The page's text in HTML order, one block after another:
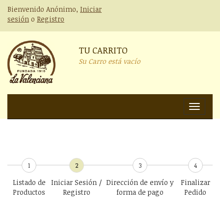
Bienvenido Anónimo, Iniciar
sesión o Registro
TU CARRITO
Su Carro está vacío
Nav
1
Listado de
Productos
2
Iniciar Sesión /
Registro
3
Dirección de envío y
forma de pago
4
Finalizar
Pedido